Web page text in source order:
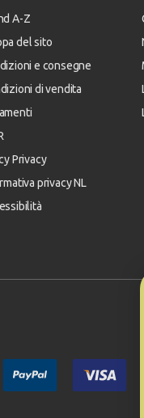
A-Z
del sito
e consegne
di vendita
Privacy
privacy NL